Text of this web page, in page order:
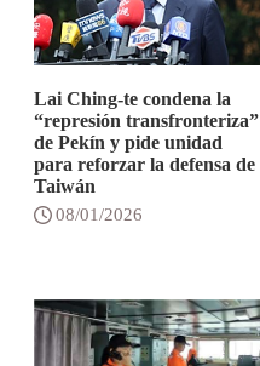
Lai Ching-te condena la
“represión transfronteriza”
de Pekín y pide unidad
para reforzar la defensa de
Taiwán
08/01/2026